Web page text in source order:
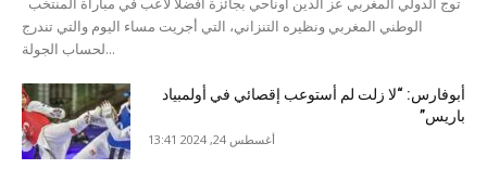
الوطني المغربي ونظيره التنزاني، التي أجريت مساء اليوم والتي تندرج
لحساب الجولة...
أبوفارس: “لا زلت لم أستوعب إقصائي في أولمبياد
باريس”
أغسطس 24, 2024 13:41